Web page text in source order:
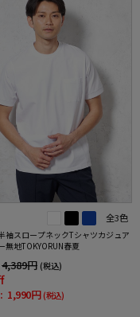
全3色
袖スロープネックTシャツカジュア
無地TOKYORUN春夏
4,389円 (税込)
1,990円 (税込)